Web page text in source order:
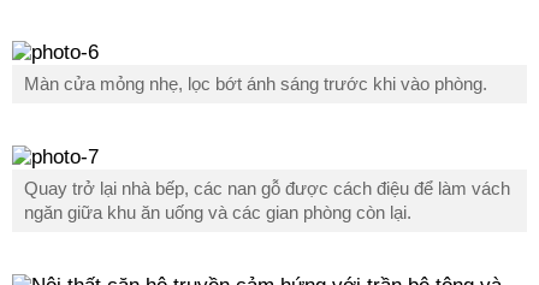
Màn cửa mỏng nhẹ, lọc bớt ánh sáng trước khi vào phòng.
Quay trở lại nhà bếp, các nan gỗ được cách điệu để làm vách
ngăn giữa khu ăn uống và các gian phòng còn lại.